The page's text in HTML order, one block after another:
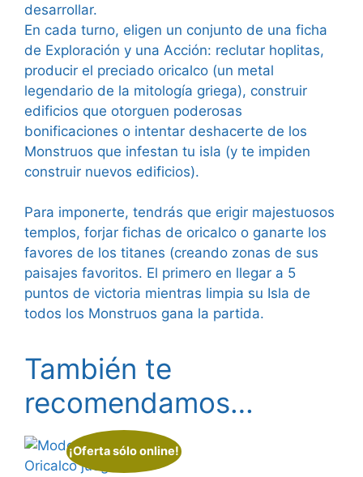
desarrollar.
En cada turno, eligen un conjunto de una ficha
de Exploración y una Acción: reclutar hoplitas,
producir el preciado oricalco (un metal
legendario de la mitología griega), construir
edificios que otorguen poderosas
bonificaciones o intentar deshacerte de los
Monstruos que infestan tu isla (y te impiden
construir nuevos edificios).
Para imponerte, tendrás que erigir majestuosos
templos, forjar fichas de oricalco o ganarte los
favores de los titanes (creando zonas de sus
paisajes favoritos. El primero en llegar a 5
puntos de victoria mientras limpia su Isla de
todos los Monstruos gana la partida.
También te
recomendamos…
¡Oferta sólo online!